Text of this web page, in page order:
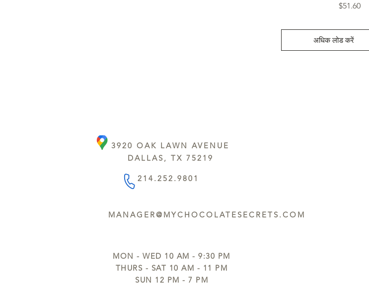
मूल्य
$51.60
अधिक लोड करें
3920 OAK LAWN AVENUE
DALLAS, TX 75219
214.252.9801
MANAGER@MYCHOCOLATESECRETS.COM
MON - WED 10 AM - 9:30 PM
THURS - SAT 10 AM - 11 PM
SUN 12 PM - 7 PM